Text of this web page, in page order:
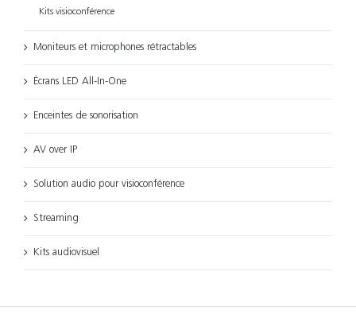
Kits visioconférence
Moniteurs et microphones rétractables
Écrans LED All-In-One
Enceintes de sonorisation
AV over IP
Solution audio pour visioconférence
Streaming
Kits audiovisuel